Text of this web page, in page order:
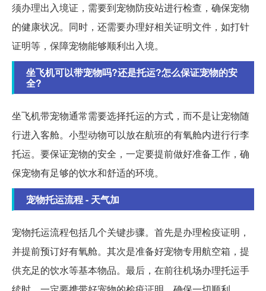
须办理出入境证，需要到宠物防疫站进行检查，确保宠物
的健康状况。同时，还需要办理好相关证明文件，如打针
证明等，保障宠物能够顺利出入境。
坐飞机可以带宠物吗?还是托运?怎么保证宠物的安
全?
坐飞机带宠物通常需要选择托运的方式，而不是让宠物随
行进入客舱。小型动物可以放在航班的有氧舱内进行行李
托运。要保证宠物的安全，一定要提前做好准备工作，确
保宠物有足够的饮水和舒适的环境。
宠物托运流程 - 天气加
宠物托运流程包括几个关键步骤。首先是办理检疫证明，
并提前预订好有氧舱。其次是准备好宠物专用航空箱，提
供充足的饮水等基本物品。最后，在前往机场办理托运手